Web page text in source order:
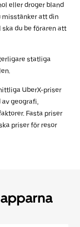
eller droger bland
misstänker att din
du be föraren att
statliga
UberX-priser
geografi,
Fasta priser
priser för resor